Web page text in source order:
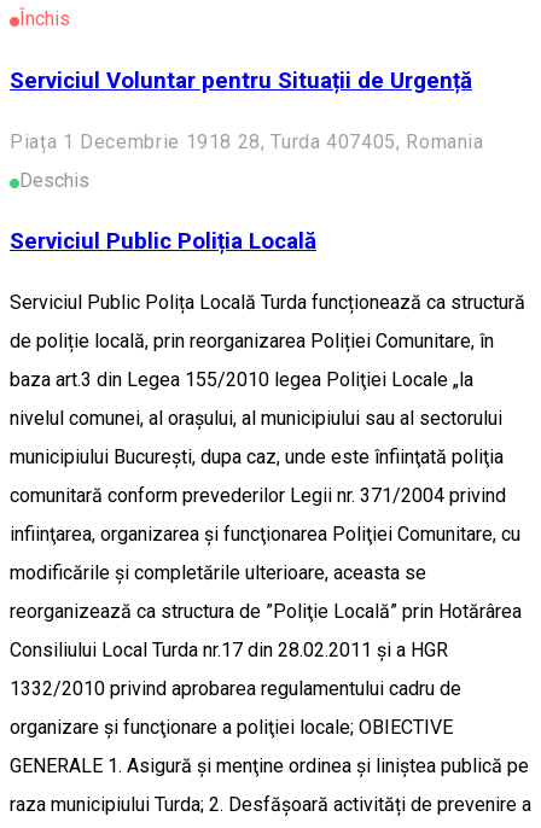
Închis
Serviciul Voluntar pentru Situații de Urgență
Piața 1 Decembrie 1918 28, Turda 407405, Romania
Deschis
Serviciul Public Poliția Locală
Serviciul Public Polița Locală Turda funcționează ca structură
de poliție locală, prin reorganizarea Poliției Comunitare, în
baza art.3 din Legea 155/2010 legea Poliţiei Locale „la
nivelul comunei, al oraşului, al municipiului sau al sectorului
municipiului Bucureşti, dupa caz, unde este înfiinţată poliţia
comunitară conform prevederilor Legii nr. 371/2004 privind
infiinţarea, organizarea şi funcţionarea Poliţiei Comunitare, cu
modificările şi completările ulterioare, aceasta se
reorganizează ca structura de ”Poliţie Locală” prin Hotărârea
Consiliului Local Turda nr.17 din 28.02.2011 şi a HGR
1332/2010 privind aprobarea regulamentului cadru de
organizare şi funcţionare a poliţiei locale; OBIECTIVE
GENERALE 1. Asigură şi menţine ordinea şi liniştea publică pe
raza municipiului Turda; 2. Desfășoară activități de prevenire a